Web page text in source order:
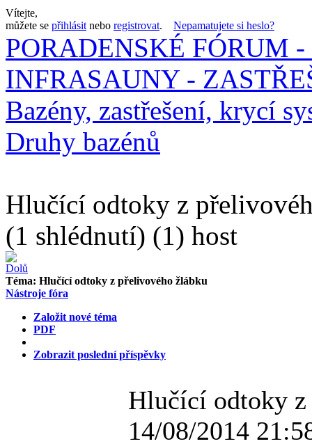
Vítejte,
můžete se přihlásit nebo registrovat. Nepamatujete si heslo?
PORADENSKÉ FÓRUM
INFRASAUNY -
Bazény, zastřešení, krycí
Druhy bazénů
Hlučící odtoky z
(1 shlédnutí) (1) host
Téma: Hlučící odtoky z přelivového žlábku
Nástroje fóra
Založit nové téma
PDF
Zobrazit poslední příspěvky
Hlučící odtoky
14/08/2014